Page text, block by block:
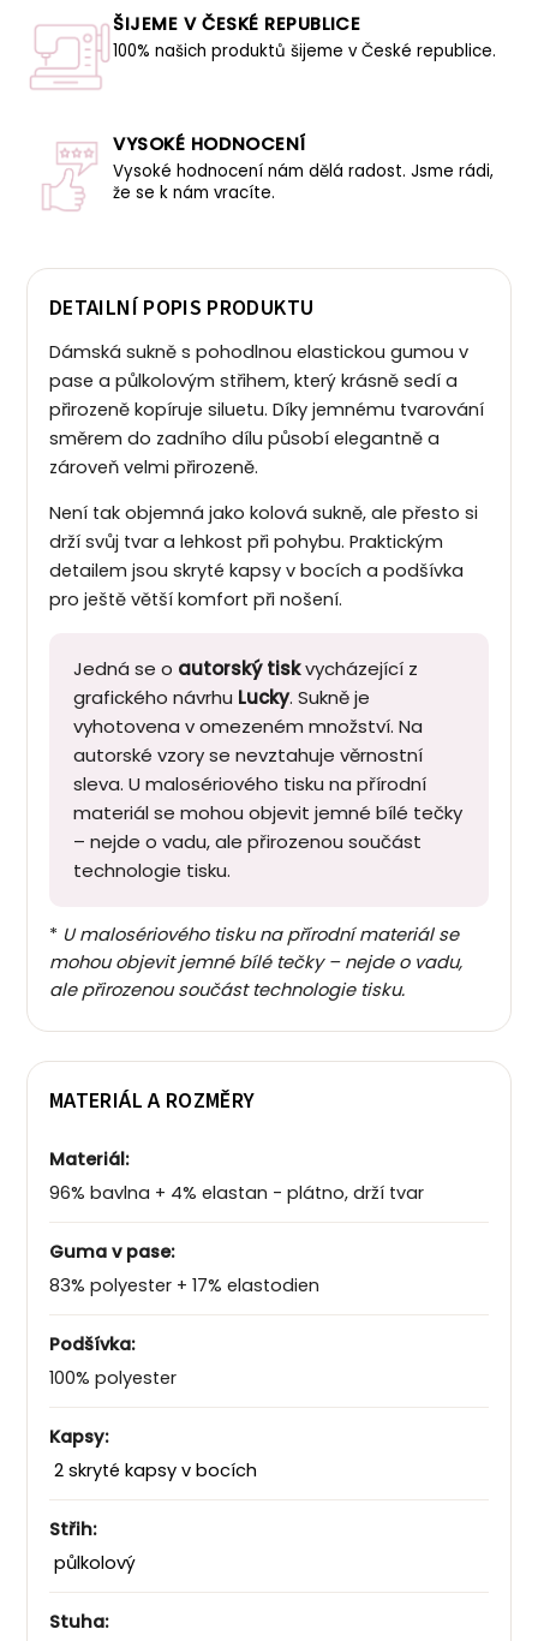
ŠIJEME V ČESKÉ REPUBLICE
100% našich produktů šijeme v České republice.
VYSOKÉ HODNOCENÍ
Vysoké hodnocení nám dělá radost. Jsme rádi,
že se k nám vracíte.
DETAILNÍ POPIS PRODUKTU
Dámská sukně s pohodlnou elastickou gumou v
pase a půlkolovým střihem, který krásně sedí a
přirozeně kopíruje siluetu. Díky jemnému tvarování
směrem do zadního dílu působí elegantně a
zároveň velmi přirozeně.
Není tak objemná jako kolová sukně, ale přesto si
drží svůj tvar a lehkost při pohybu. Praktickým
detailem jsou skryté kapsy v bocích a podšívka
pro ještě větší komfort při nošení.
Jedná se o autorský tiskvycházející z
grafického návrhu Lucky. Sukně je
vyhotovena v omezeném množství. Na
autorské vzory se nevztahuje věrnostní
sleva. U malosériového tisku na přírodní
materiál se mohou objevit jemné bílé tečky
– nejde o vadu, ale přirozenou součást
technologie tisku.
* U malosériového tisku na přírodní materiál se
mohou objevit jemné bílé tečky – nejde o vadu,
ale přirozenou součást technologie tisku.
MATERIÁL A ROZMĚRY
Materiál:
96% bavlna + 4% elastan - plátno, drží tvar
Guma v pase:
83% polyester + 17% elastodien
Podšívka:
100% polyester
Kapsy:
2 skryté kapsy v bocích
Střih:
půlkolový
Stuha: